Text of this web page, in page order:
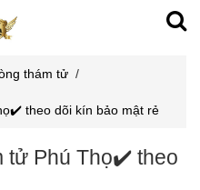
thám tử /
theo dõi kín bảo mật rẻ
tử Phú Thọ✔️ theo